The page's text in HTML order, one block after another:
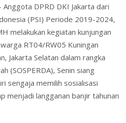
DPRD DKI Jakarta dari
(PSI) Periode 2019-2024,
melakukan kegiatan kunjungan
RT04/RW05 Kuningan
Jakarta Selatan dalam rangka
(SOSPERDA), Senin siang
sengaja memilih sosialisasi
menjadi langganan banjir tahunan